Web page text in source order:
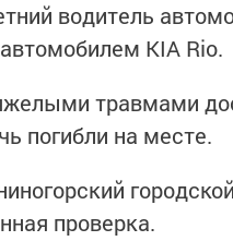
водитель
KIA Rio.
травмами
погибли на месте.
проверка.